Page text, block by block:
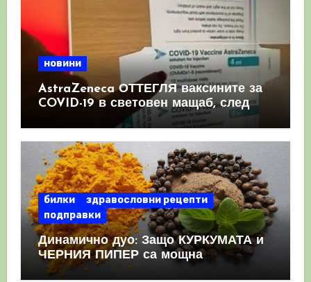
новини
AstraZeneca ОТТЕГЛЯ ваксините за
COVID-19 в световен мащаб, след
като призна, че те причиняват
КРЪВНИ съсиреци
билки
здравословни рецепти
подправки
Динамично дуо: Защо КУРКУМАТА и
ЧЕРНИЯ ПИПЕР са мощна
комбинация